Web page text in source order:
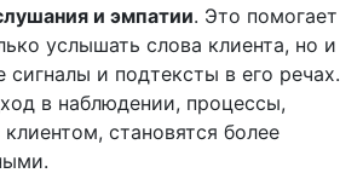
и эмпатии. Это помогает
услышать слова клиента, но и
сигналы и подтексты в его речах.
в наблюдении, процессы,
становятся более